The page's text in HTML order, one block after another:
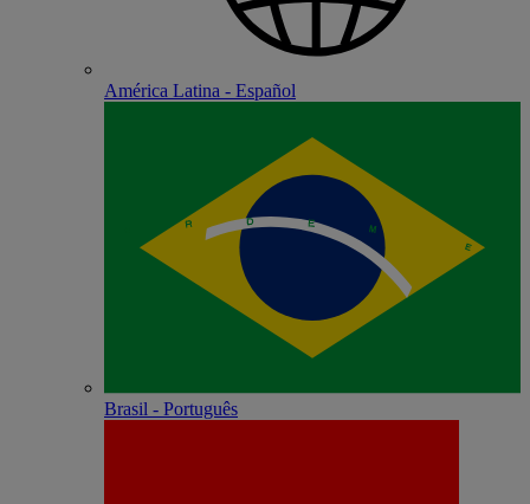
América Latina - Español
Brasil - Português